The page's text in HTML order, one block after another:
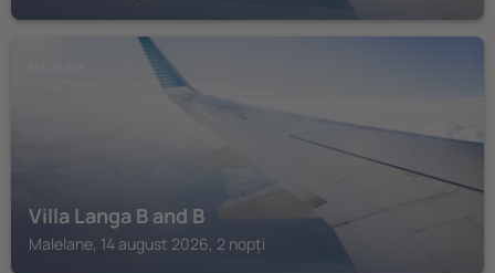
Villa Langa B and B
Malelane, 14 august 2026, 2 nopți